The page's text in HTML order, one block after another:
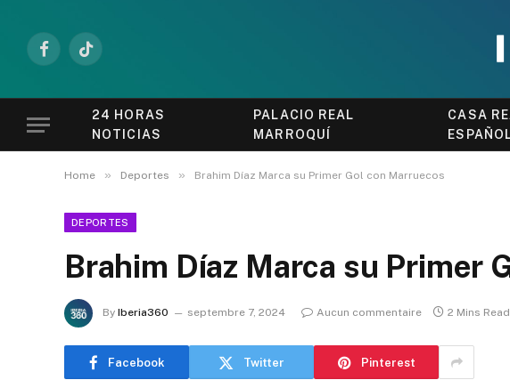
FacebookTikTok
24 HORAS
NOTICIAS
PALACIO REAL
MARROQUÍ
CASA
Home » Deportes » Brahim Díaz Marca su Primer Gol con Marruecos
DEPORTES
Brahim Díaz Marca su Primer
By Iberia360 septembre 7, 2024 Aucun commentaire 2 Mins Read
Facebook Twitter Pinterest